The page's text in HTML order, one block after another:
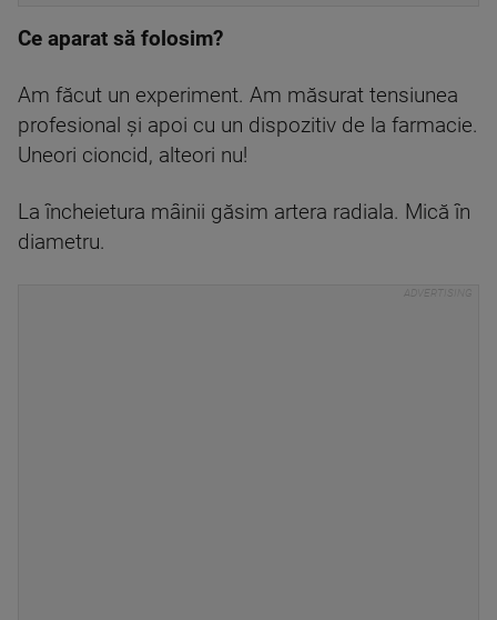
Ce aparat să folosim?
Am făcut un experiment. Am măsurat tensiunea
profesional şi apoi cu un dispozitiv de la farmacie.
Uneori cioncid, alteori nu!
La încheietura mâinii găsim artera radiala. Mică în
diametru.